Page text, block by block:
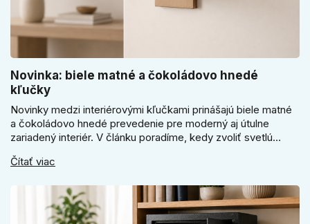
Novinka: biele matné a čokoládovo hnedé
kľučky
Novinky medzi interiérovými kľučkami prinášajú biele matné
a čokoládovo hnedé prevedenie pre moderný aj útulne
zariadený interiér. V článku poradíme, kedy zvoliť svetlú
ako vyberať medzi okrúhlym a štvorcovým štítom. Nové
Čítať viac